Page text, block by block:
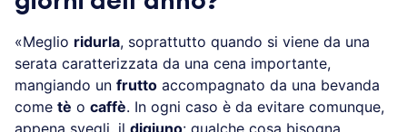
«Meglio ridurla, soprattutto quando si viene da una
serata caratterizzata da una cena importante,
mangiando un frutto accompagnato da una bevanda
come tè o caffè. In ogni caso è da evitare comunque,